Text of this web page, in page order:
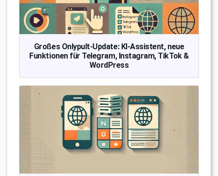
Großes Onlypult-Update: KI-Assistent, neue
Funktionen für Telegram, Instagram, TikTok &
WordPress